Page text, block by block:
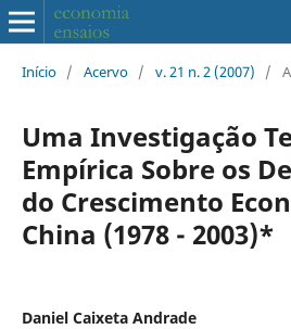
Início / Acervo / v. 21 n. 2 (2007) /
Uma Investigação
Empírica Sobre os
do Crescimento
China (1978 - 2003)*
Daniel Caixeta Andrade